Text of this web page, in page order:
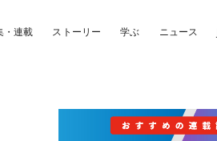
・連載 ストーリー 学ぶ ニュース